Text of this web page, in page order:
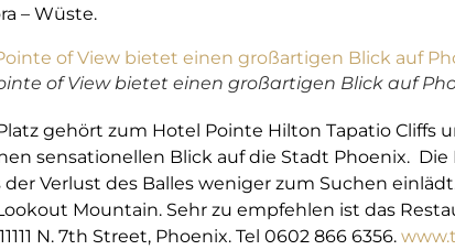
– Wüste.
of View bietet einen großartigen Blick auf
gehört zum Hotel Pointe Hilton Tapatio Cliffs
sensationellen Blick auf die Stadt Phoenix. Die
Verlust des Balles weniger zum Suchen
Mountain. Sehr zu empfehlen ist das
N. 7th Street, Phoenix. Tel 0602 866 6356.